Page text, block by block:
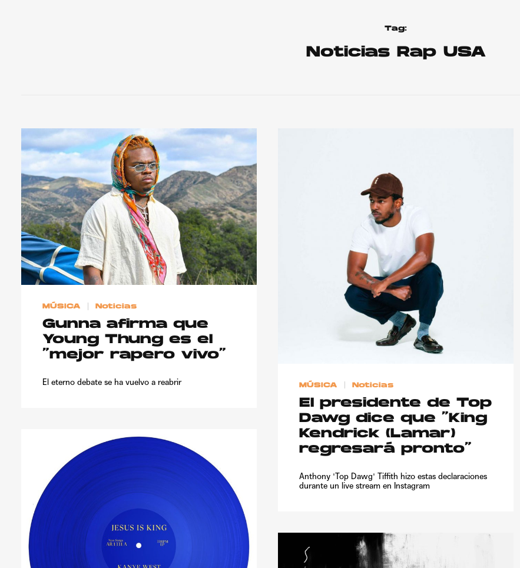
Tag:
Noticias Rap USA
MÚSICA Noticias
Gunna afirma que
Young Thung es el
“mejor rapero vivo”
El eterno debate se ha vuelvo a reabrir MÚSICA Noticias
El presidente de Top
Dawg dice que “King
Kendrick (Lamar)
regresará pronto”
Anthony 'Top Dawg' Tiffith hizo estas declaraciones
durante un live stream en Instagram